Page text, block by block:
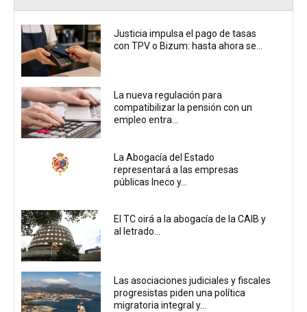
Justicia impulsa el pago de tasas
con TPV o Bizum: hasta ahora se...
La nueva regulación para
compatibilizar la pensión con un
empleo entra...
La Abogacía del Estado
representará a las empresas
públicas Ineco y...
El TC oirá a la abogacía de la CAIB y
al letrado...
Las asociaciones judiciales y fiscales
progresistas piden una política
migratoria integral y...